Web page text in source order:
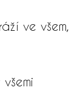
ve všem,